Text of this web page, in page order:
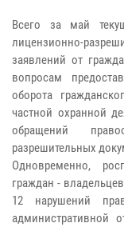
Всего за май
лицензионно-
заявлений от
вопросам
оборота
частной охранной
обращений
разрешительных
Одновременно,
граждан -
12 нарушений
административной